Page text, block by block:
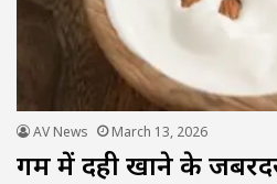
AV News March 13, 2026
गर्मी में दही खाने के